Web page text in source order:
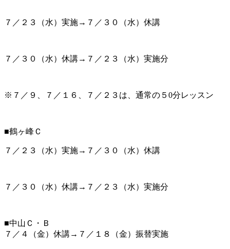
７／２３（水）実施→７／３０（水）休講
７／３０（水）休講→７／２３（水）実施分
※７／９、７／１６、７／２３は、通常の５0分レッスン
■鶴ヶ峰 Ｃ
７／２３（水）実施→７／３０（水）休講
７／３０（水）休講→７／２３（水）実施分
■中山Ｃ・Ｂ
７／４（金）休講→７／１８（金）振替実施